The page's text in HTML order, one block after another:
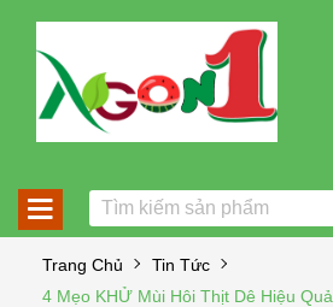
Trang Chủ
Tin Tức
4 Mẹo KHỬ Mùi Hôi Thịt Dê Hiệu